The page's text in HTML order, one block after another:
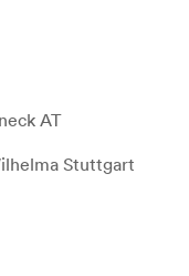
AT
Stuttgart